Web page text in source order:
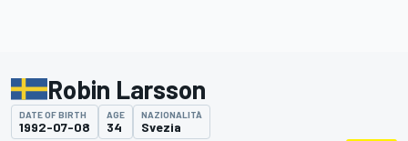
Robin Larsson
DATE OF BIRTH
1992-07-08
AGE
34
NAZIONALITÀ
Svezia